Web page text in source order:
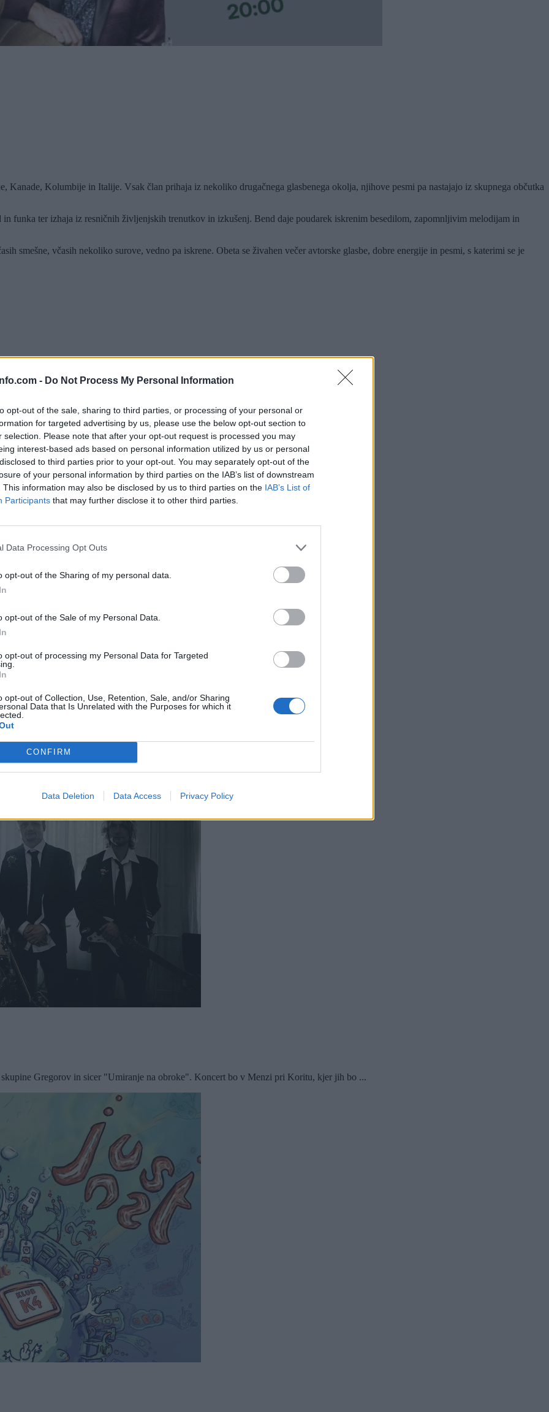
- Do Not Process My Personal Information
opt-out of the sale, sharing to third parties, or processing of your personal or
for targeted advertising by us, please use the below opt-out section to
selection. Please note that after your opt-out request is processed you may
interest-based ads based on personal information utilized by us or personal
to third parties prior to your opt-out. You may separately opt-out of the
of your personal information by third parties on the IAB’s list of downstream
This information may also be disclosed by us to third parties on the IAB’s List of
Participants that may further disclose it to other third parties.
Data Processing Opt Outs
opt-out of the Sharing of my personal data.
opt-out of the Sale of my Personal Data.
opt-out of processing my Personal Data for Targeted
opt-out of Collection, Use, Retention, Sale, and/or Sharing
Data that Is Unrelated with the Purposes for which it
CONFIRM
Data Deletion Data Access Privacy Policy
Kolumbije in Italije. Vsak član prihaja iz nekoliko drugačnega glasbenega okolja, njihove pesmi pa nastajajo iz skupnega občutka
funka ter izhaja iz resničnih življenjskih trenutkov in izkušenj. Bend daje poudarek iskrenim besedilom, zapomnljivim melodijam in
smešne, včasih nekoliko surove, vedno pa iskrene. Obeta se živahen večer avtorske glasbe, dobre energije in pesmi, s katerimi se je
čustev in nepozabne glasbe. V ospredju sta mama in hči – ena neodvisna in ...
Gregorov in sicer "Umiranje na obroke". Koncert bo v Menzi pri Koritu, kjer jih bo ...
×